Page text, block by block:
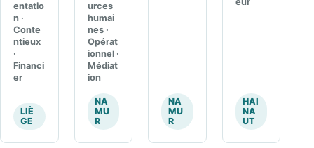
entatio
n ·
Conte
ntieux
·
Financi
er
LIÈ
GE
urces
humai
nes ·
Opérat
ionnel ·
Médiat
ion
NA
MU
R
NA
MU
R
HAI
NA
UT